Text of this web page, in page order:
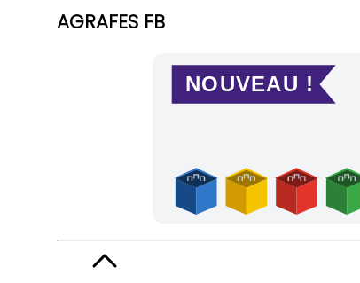
AGRAFES FB
NOUVEAU !
Frais de port offerts en France métropolitaine dès